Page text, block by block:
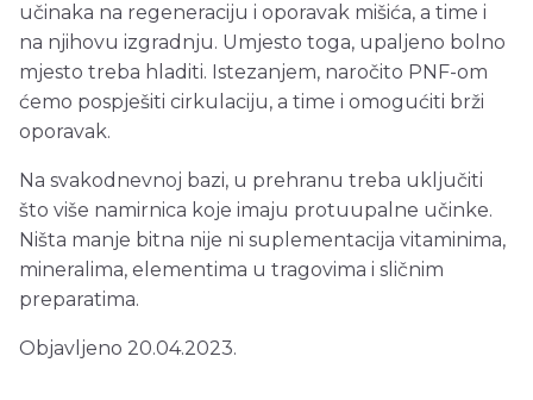
učinaka na regeneraciju i oporavak mišića, a time i
na njihovu izgradnju. Umjesto toga, upaljeno bolno
mjesto treba hladiti. Istezanjem, naročito PNF-om
ćemo pospješiti cirkulaciju, a time i omogućiti brži
oporavak.
Na svakodnevnoj bazi, u prehranu treba uključiti
što više namirnica koje imaju protuupalne učinke.
Ništa manje bitna nije ni suplementacija vitaminima,
mineralima, elementima u tragovima i sličnim
preparatima.
Objavljeno 20.04.2023.